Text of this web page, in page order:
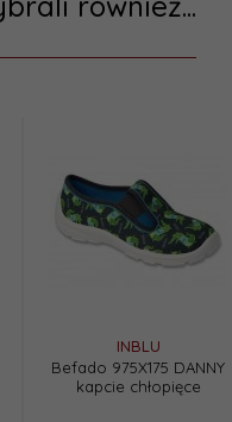
INBLU
Befado 975X175 DANNY
kapcie chłopięce